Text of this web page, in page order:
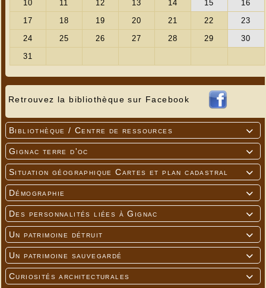
Retrouvez la bibliothèque sur Facebook

Bibliothèque / Centre de ressources

Gignac terre d'oc

Situation géographique Cartes et plan cadastral

Démographie

Des personnalités liées à Gignac

Un patrimoine détruit

Un patrimoine sauvegardé

Curiosités architecturales